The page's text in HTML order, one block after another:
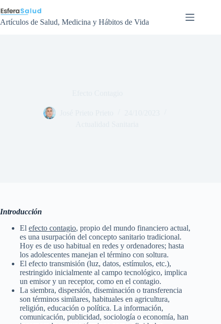
al
contenido
Artículos de Salud, Medicina y Hábitos de Vida
Introducción
El efecto contagio, propio del mundo financiero actual,
es una usurpación del concepto sanitario tradicional.
Hoy es de uso habitual en redes y ordenadores; hasta
los adolescentes manejan el término con soltura.
El efecto transmisión (luz, datos, estímulos, etc.),
restringido inicialmente al campo tecnológico, implica
un emisor y un receptor, como en el contagio.
La siembra, dispersión, diseminación o transferencia
son términos similares, habituales en agricultura,
religión, educación o política. La información,
comunicación, publicidad, sociología o economía, han